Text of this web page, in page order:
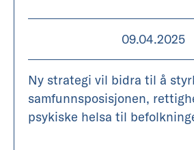
09.04.2025
Ny strategi vil bidra til å
samfunnsposisjonen,
psykiske helsa til